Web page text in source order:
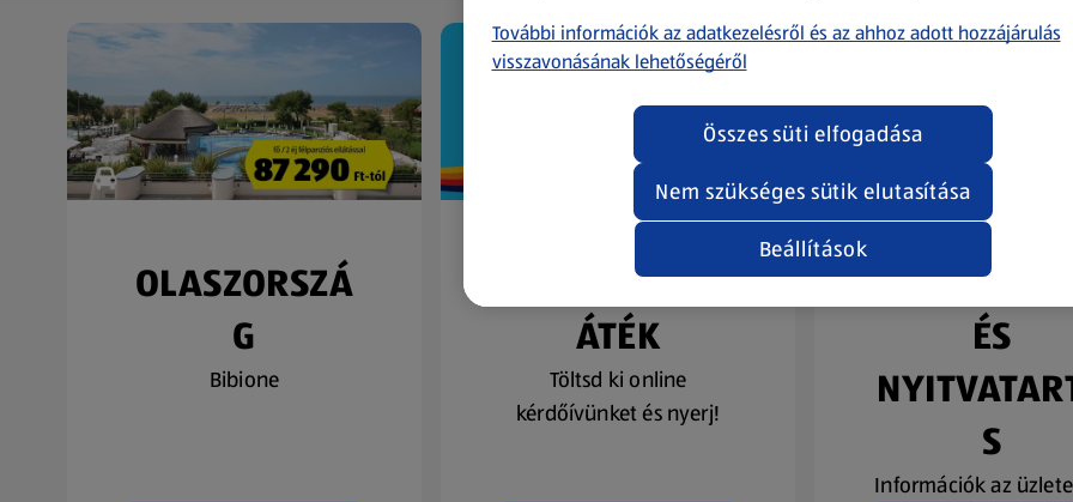
OLASZORSZÁ
G
Bibione
NYEREMÉNYJ
ÁTÉK
Töltsd ki online
kérdőívünket és nyerj!
ÉS
S
Információk az
További információk az adatkezelésről és az ahhoz adott hozzájárulás
visszavonásának lehetőségéről
Beállítások
Nem szükséges sütik elutasítása
Összes süti elfogadása